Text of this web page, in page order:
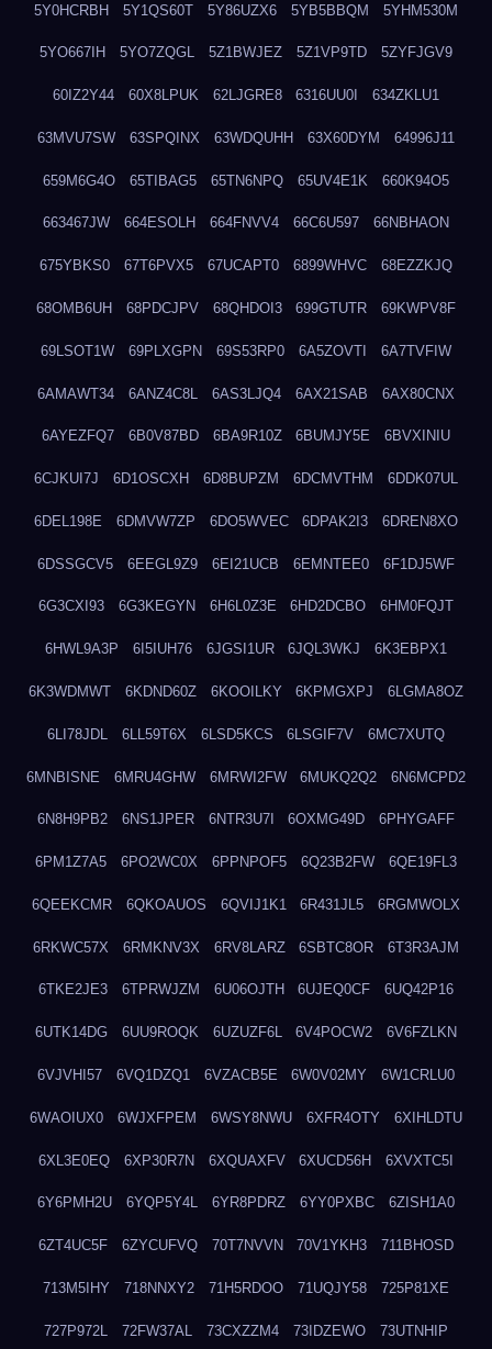
5Y0HCRBH 5Y1QS60T 5Y86UZX6 5YB5BBQM 5YHM530M
5YO667IH 5YO7ZQGL 5Z1BWJEZ 5Z1VP9TD 5ZYFJGV9
60IZ2Y44 60X8LPUK 62LJGRE8 6316UU0I 634ZKLU1
63MVU7SW 63SPQINX 63WDQUHH 63X60DYM 64996J11
659M6G4O 65TIBAG5 65TN6NPQ 65UV4E1K 660K94O5
663467JW 664ESOLH 664FNVV4 66C6U597 66NBHAON
675YBKS0 67T6PVX5 67UCAPT0 6899WHVC 68EZZKJQ
68OMB6UH 68PDCJPV 68QHDOI3 699GTUTR 69KWPV8F
69LSOT1W 69PLXGPN 69S53RP0 6A5ZOVTI 6A7TVFIW
6AMAWT34 6ANZ4C8L 6AS3LJQ4 6AX21SAB 6AX80CNX
6AYEZFQ7 6B0V87BD 6BA9R10Z 6BUMJY5E 6BVXINIU
6CJKUI7J 6D1OSCXH 6D8BUPZM 6DCMVTHM 6DDK07UL
6DEL198E 6DMVW7ZP 6DO5WVEC 6DPAK2I3 6DREN8XO
6DSSGCV5 6EEGL9Z9 6EI21UCB 6EMNTEE0 6F1DJ5WF
6G3CXI93 6G3KEGYN 6H6L0Z3E 6HD2DCBO 6HM0FQJT
6HWL9A3P 6I5IUH76 6JGSI1UR 6JQL3WKJ 6K3EBPX1
6K3WDMWT 6KDND60Z 6KOOILKY 6KPMGXPJ 6LGMA8OZ
6LI78JDL 6LL59T6X 6LSD5KCS 6LSGIF7V 6MC7XUTQ
6MNBISNE 6MRU4GHW 6MRWI2FW 6MUKQ2Q2 6N6MCPD2
6N8H9PB2 6NS1JPER 6NTR3U7I 6OXMG49D 6PHYGAFF
6PM1Z7A5 6PO2WC0X 6PPNPOF5 6Q23B2FW 6QE19FL3
6QEEKCMR 6QKOAUOS 6QVIJ1K1 6R431JL5 6RGMWOLX
6RKWC57X 6RMKNV3X 6RV8LARZ 6SBTC8OR 6T3R3AJM
6TKE2JE3 6TPRWJZM 6U06OJTH 6UJEQ0CF 6UQ42P16
6UTK14DG 6UU9ROQK 6UZUZF6L 6V4POCW2 6V6FZLKN
6VJVHI57 6VQ1DZQ1 6VZACB5E 6W0V02MY 6W1CRLU0
6WAOIUX0 6WJXFPEM 6WSY8NWU 6XFR4OTY 6XIHLDTU
6XL3E0EQ 6XP30R7N 6XQUAXFV 6XUCD56H 6XVXTC5I
6Y6PMH2U 6YQP5Y4L 6YR8PDRZ 6YY0PXBC 6ZISH1A0
6ZT4UC5F 6ZYCUFVQ 70T7NVVN 70V1YKH3 711BHOSD
713M5IHY 718NNXY2 71H5RDOO 71UQJY58 725P81XE
727P972L 72FW37AL 73CXZZM4 73IDZEWO 73UTNHIP